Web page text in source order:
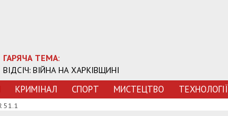
ГАРЯЧА ТЕМА:
ВІДСІЧ: ВІЙНА НА ХАРКІВЩИНІ
КРИМIНАЛ СПОРТ МИСТЕЦТВО ТЕХНОЛОГIЇ
51.1